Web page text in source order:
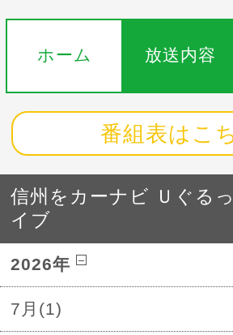
ホーム 放送内容
番組表はこ
信州をカーナビ Ｕぐる
イブ
2026年
7月(1)